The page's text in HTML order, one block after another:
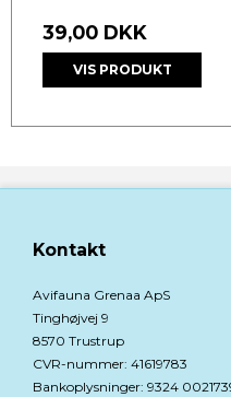
39,00 DKK
VIS PRODUKT
Kontakt
Avifauna Grenaa ApS
Tinghøjvej 9
8570 Trustrup
CVR-nummer: 41619783
Bankoplysninger: 9324